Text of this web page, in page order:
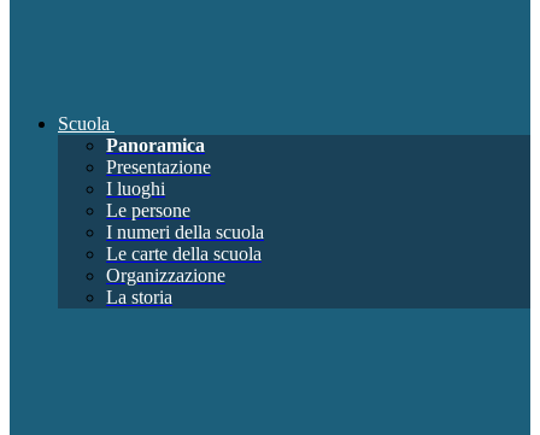
Scuola
Panoramica
Presentazione
I luoghi
Le persone
I numeri della scuola
Le carte della scuola
Organizzazione
La storia